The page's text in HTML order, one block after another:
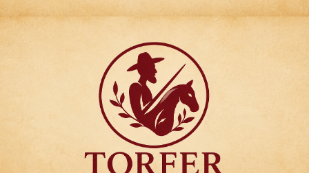
Articulos para
Regalo Torfer.